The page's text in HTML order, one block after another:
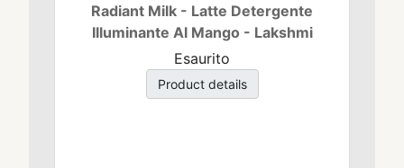
Radiant Milk - Latte Detergente
Illuminante Al Mango - Lakshmi
Esaurito
Product details